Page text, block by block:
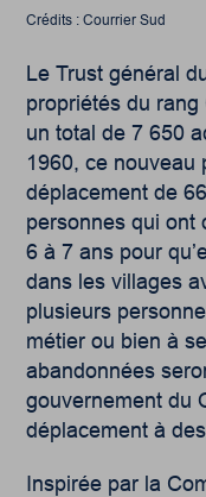
Crédits : Courrier Sud
Le Trust général
propriétés du
un total de 7 650
1960, ce nouveau
déplacement de
personnes qui ont
6 à 7 ans pour
dans les villages
plusieurs
métier ou bien à
abandonnées
gouvernement du
déplacement à
Inspirée par la